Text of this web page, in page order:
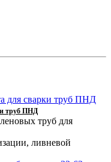
труб ПНД
труб для
ливневой